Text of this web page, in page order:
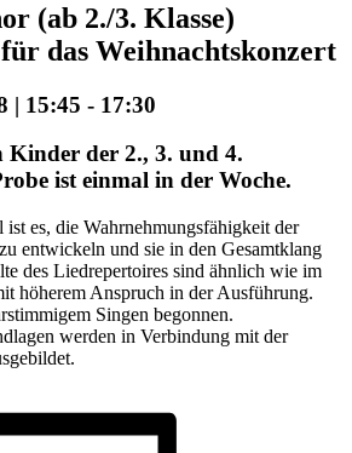
(ab 2./3. Klasse)
das Weihnachtskonzert
| 15:45 - 17:30
Kinder der 2., 3. und 4.
ist einmal in der Woche.
es, die Wahrnehmungsfähigkeit der
entwickeln und sie in den Gesamtklang
des Liedrepertoires sind ähnlich wie im
höherem Anspruch in der Ausführung.
Singen begonnen.
werden in Verbindung mit der